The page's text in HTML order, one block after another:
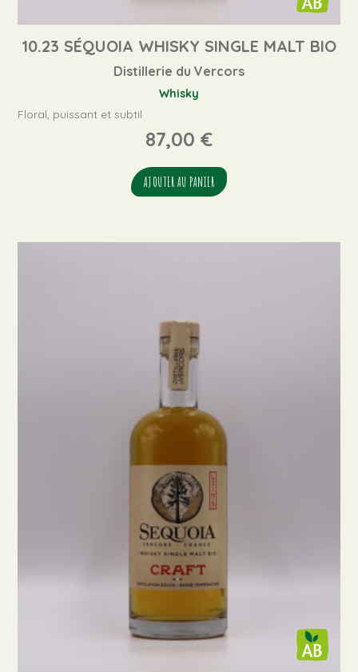
10.23 SÉQUOIA WHISKY SINGLE MALT BIO
Distillerie du Vercors
Whisky
Floral, puissant et subtil
87,00 €
AJOUTER AU PANIER